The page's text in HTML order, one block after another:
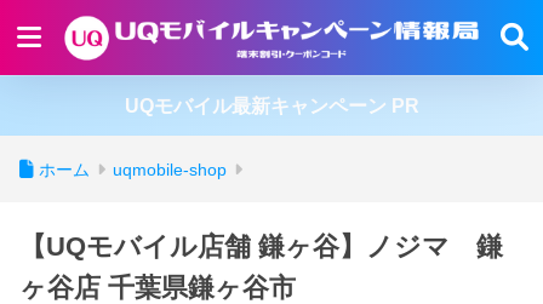
UQモバイル最新キャンペーン PR
ホーム uqmobile-shop
【UQモバイル店舗 鎌ヶ谷】ノジマ 鎌
ヶ谷店 千葉県鎌ヶ谷市